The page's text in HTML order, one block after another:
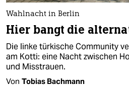
Wahlnacht in Berlin
Hier bangt die
Die linke türkische Community
am Kotti: eine Nacht zwischen
und Misstrauen.
Von Tobias Bachmann